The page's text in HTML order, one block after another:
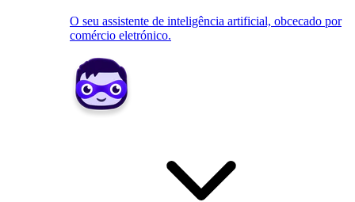
O seu assistente de inteligência artificial, obcecado por
comércio eletrónico.